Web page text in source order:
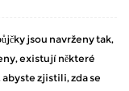
jsou navrženy tak,
existují některé
zjistili, zda se